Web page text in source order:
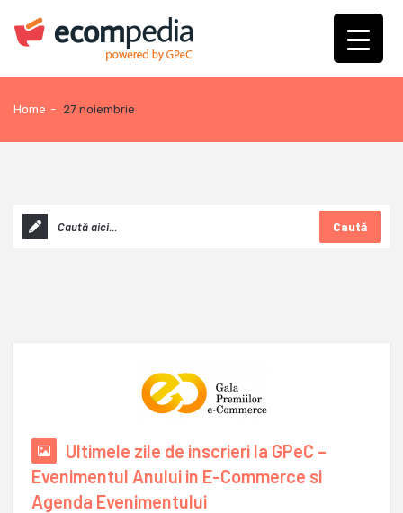
Home - 27 noiembrie
Caută
Ultimele zile de inscrieri la GPeC –
Evenimentul Anului in E-Commerce si
Agenda Evenimentului